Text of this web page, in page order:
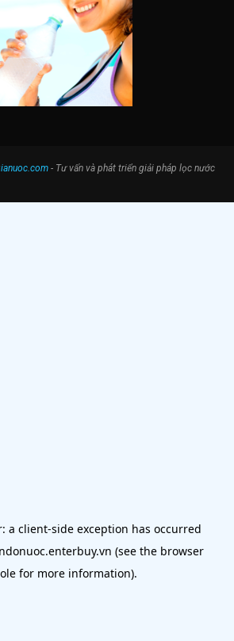
- Tư vấn và phát triển giải pháp lọc nước